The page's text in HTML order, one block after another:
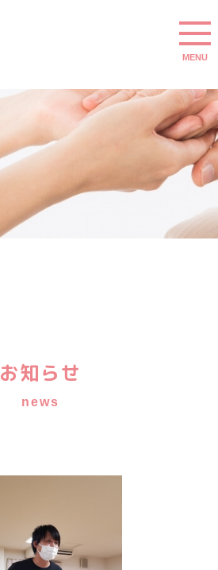
MENU
お知らせ
news